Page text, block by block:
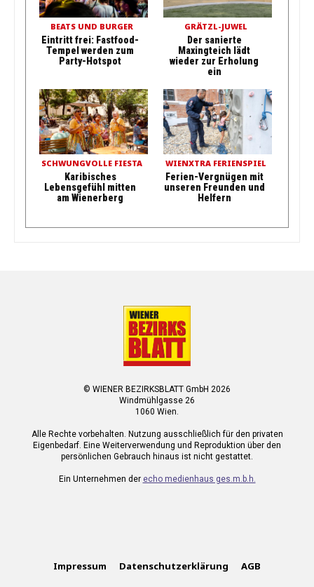
BEATS UND BURGER
Eintritt frei: Fastfood-
Tempel werden zum
Party-Hotspot
GRÄTZL-JUWEL
Der sanierte
Maxingteich lädt
wieder zur Erholung
ein
SCHWUNGVOLLE FIESTA
Karibisches
Lebensgefühl mitten
am Wienerberg
WIENXTRA FERIENSPIEL
Ferien-Vergnügen mit
unseren Freunden und
Helfern
© WIENER BEZIRKSBLATT GmbH 2026
Windmühlgasse 26
1060 Wien.
Alle Rechte vorbehalten. Nutzung ausschließlich für den privaten
Eigenbedarf. Eine Weiterverwendung und Reproduktion über den
persönlichen Gebrauch hinaus ist nicht gestattet.
Ein Unternehmen der echo medienhaus ges.m.b.h.
Impressum Datenschutzerklärung AGB